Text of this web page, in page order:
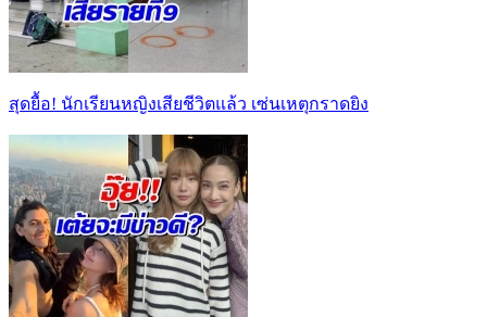
สุดยื้อ! นักเรียนหญิงเสียชีวิตแล้ว เซ่นเหตุกราดยิง